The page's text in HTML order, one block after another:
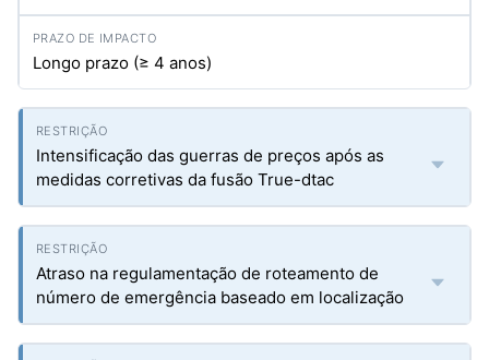
Longo prazo (≥ 4 anos)
Intensificação das guerras de preços após as
medidas corretivas da fusão True-dtac
Atraso na regulamentação de roteamento de
número de emergência baseado em localização